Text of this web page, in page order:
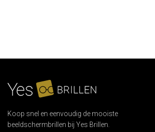
Koop snel en eenvoudig de mooiste
beeldschermbrillen bij Yes Brillen.